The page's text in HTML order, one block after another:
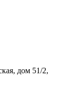
дом 51/2,